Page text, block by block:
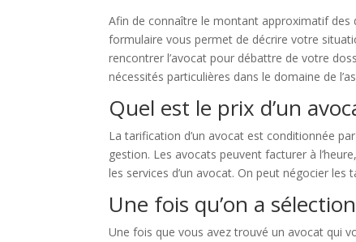
Afin de connaître le montant approximatif des
formulaire vous permet de décrire votre
rencontrer l’avocat pour débattre de votre
nécessités particulières dans le domaine de
Quel est le prix d’un
La tarification d’un avocat est conditionnée
gestion. Les avocats peuvent facturer à
les services d’un avocat. On peut négocier
Une fois qu’on a
Une fois que vous avez trouvé un avocat qui